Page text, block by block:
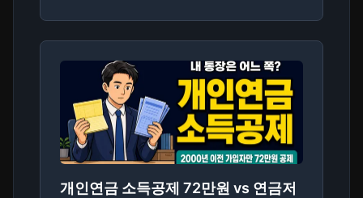
개인연금 소득공제 72만원 vs 연금저